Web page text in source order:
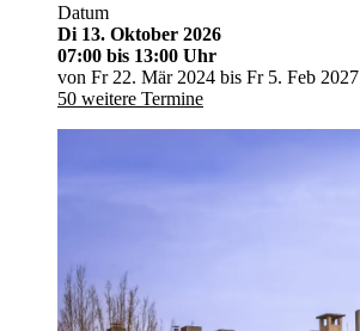
Datum
Di 13. Oktober 2026
07:00 bis 13:00 Uhr
von Fr 22. Mär 2024 bis Fr 5. Feb 2027
50 weitere Termine